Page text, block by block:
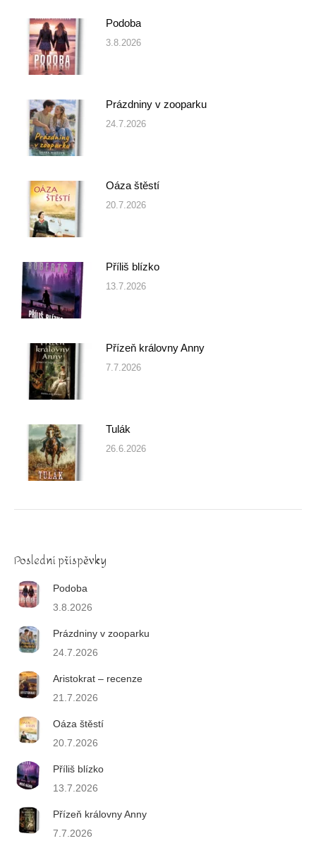
Podoba
3.8.2026
Prázdniny v zooparku
24.7.2026
Oáza štěstí
20.7.2026
Příliš blízko
13.7.2026
Přízeň královny Anny
7.7.2026
Tulák
26.6.2026
Poslední příspěvky
Podoba
3.8.2026
Prázdniny v zooparku
24.7.2026
Aristokrat – recenze
21.7.2026
Oáza štěstí
20.7.2026
Příliš blízko
13.7.2026
Přízeň královny Anny
7.7.2026